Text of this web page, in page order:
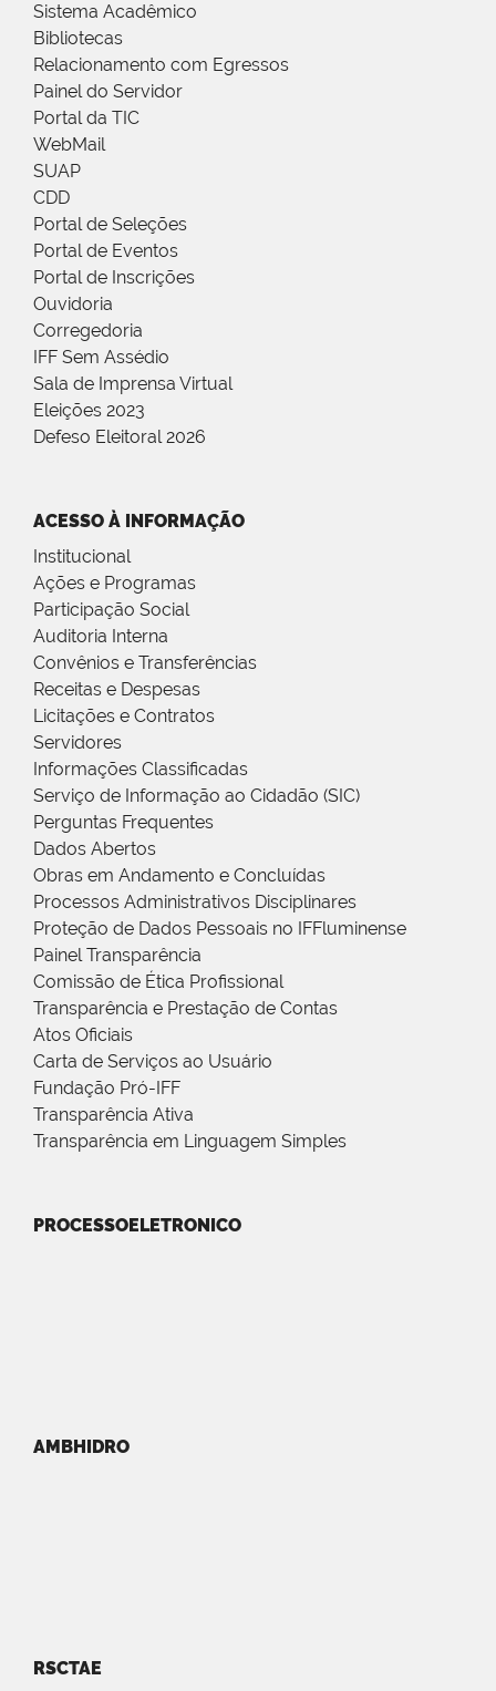
Sistema Acadêmico
Bibliotecas
Relacionamento com Egressos
Painel do Servidor
Portal da TIC
WebMail
SUAP
CDD
Portal de Seleções
Portal de Eventos
Portal de Inscrições
Ouvidoria
Corregedoria
IFF Sem Assédio
Sala de Imprensa Virtual
Eleições 2023
Defeso Eleitoral 2026
ACESSO À INFORMAÇÃO
Institucional
Ações e Programas
Participação Social
Auditoria Interna
Convênios e Transferências
Receitas e Despesas
Licitações e Contratos
Servidores
Informações Classificadas
Serviço de Informação ao Cidadão (SIC)
Perguntas Frequentes
Dados Abertos
Obras em Andamento e Concluídas
Processos Administrativos Disciplinares
Proteção de Dados Pessoais no IFFluminense
Painel Transparência
Comissão de Ética Profissional
Transparência e Prestação de Contas
Atos Oficiais
Carta de Serviços ao Usuário
Fundação Pró-IFF
Transparência Ativa
Transparência em Linguagem Simples
PROCESSOELETRONICO
AMBHIDRO
RSCTAE